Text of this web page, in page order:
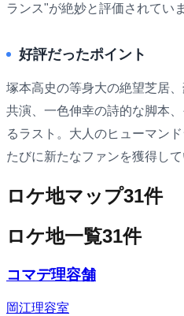
ランス"が絶妙と評価されていま
好評だったポイント
塚本高史の等身大の絶望芝居
共演、一色伸幸の詩的な脚本
るラスト。大人のヒューマン
たびに新たなファンを獲得して
ロケ地マップ31件
ロケ地一覧31件
コマデ理容舗
岡江理容室